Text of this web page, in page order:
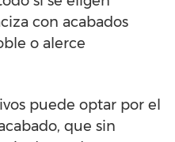
con acabados
o alerce
puede optar por el
que sin